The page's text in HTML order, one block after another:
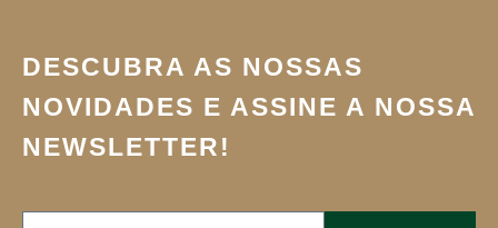
DESCUBRA AS NOSSAS
NOVIDADES E ASSINE A NOSSA
NEWSLETTER!